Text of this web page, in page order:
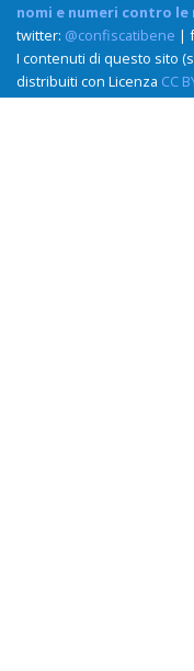
nomi e numeri contro le
twitter: @confiscatibene |
I contenuti di questo sito
distribuiti con Licenza CC